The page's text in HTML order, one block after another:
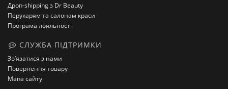
Дроп-shipping з Dr Beauty
Перукарям та салонам краси
Програма лояльності
СЛУЖБА ПІДТРИМКИ
Зв’язатися з нами
Повернення товару
Мапа сайту